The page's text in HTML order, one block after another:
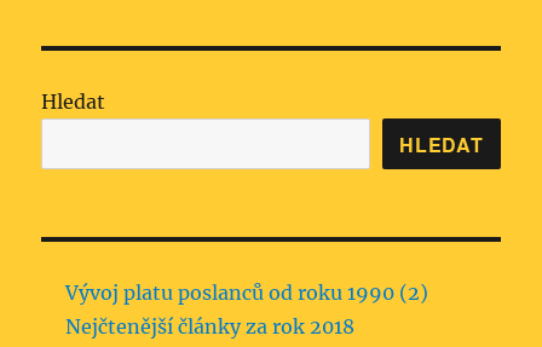
Hledat
HLEDAT
Vývoj platu poslanců od roku 1990 (2)
Nejčtenější články za rok 2018